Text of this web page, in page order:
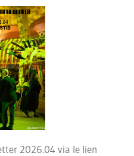
2026.04 via le lien